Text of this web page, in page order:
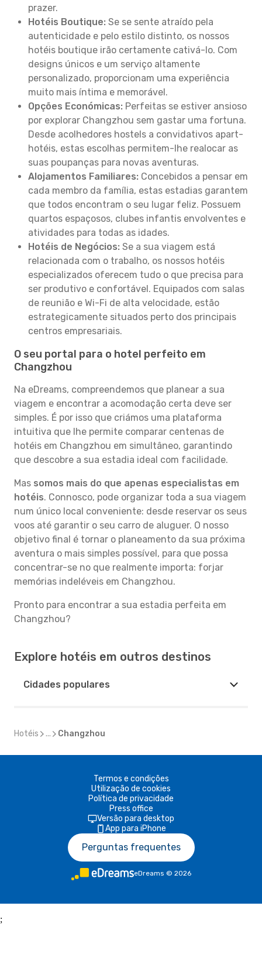
prazer.
Hotéis Boutique: Se se sente atraído pela
autenticidade e pelo estilo distinto, os nossos
hotéis boutique irão certamente cativá-lo. Com
designs únicos e um serviço altamente
personalizado, proporcionam uma experiência
muito mais íntima e memorável.
Opções Económicas: Perfeitas se estiver ansioso
por explorar Changzhou sem gastar uma fortuna.
Desde acolhedores hostels a convidativos apart-
hotéis, estas escolhas permitem-lhe realocar as
suas poupanças para novas aventuras.
Alojamentos Familiares: Concebidos a pensar em
cada membro da família, estas estadias garantem
que todos encontram o seu lugar feliz. Possuem
quartos espaçosos, clubes infantis envolventes e
atividades para todas as idades.
Hotéis de Negócios: Se a sua viagem está
relacionada com o trabalho, os nossos hotéis
especializados oferecem tudo o que precisa para
ser produtivo e confortável. Equipados com salas
de reunião e Wi-Fi de alta velocidade, estão
estrategicamente situados perto dos principais
centros empresariais.
O seu portal para o hotel perfeito em
Changzhou
Na eDreams, compreendemos que planear a sua
viagem e encontrar a acomodação certa deve ser
simples. É por isso que criámos uma plataforma
intuitiva que lhe permite comparar centenas de
hotéis em Changzhou em simultâneo, garantindo
que descobre a sua estadia ideal com facilidade.
Mas somos mais do que apenas especialistas em
hotéis. Connosco, pode organizar toda a sua viagem
num único local conveniente: desde reservar os seus
voos até garantir o seu carro de aluguer. O nosso
objetivo final é tornar o planeamento da sua próxima
aventura o mais simples possível, para que possa
concentrar-se no que realmente importa: forjar
memórias indeléveis em Changzhou.
Pronto para encontrar a sua estadia perfeita em
Changzhou?
Explore hotéis em outros destinos
Cidades populares
Hotéis ... Changzhou
Termos e condições
Utilização de cookies
Política de privacidade
Press office
Versão para desktop
App para iPhone
Perguntas frequentes
eDreams © 2026
;